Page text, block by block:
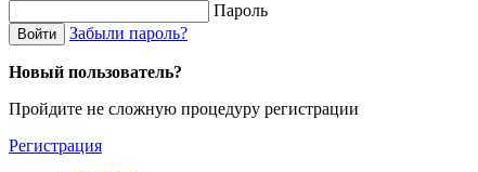
Пароль
Войти Забыли пароль?
Новый пользователь?
Пройдите не сложную процедуру регистрации
Регистрация